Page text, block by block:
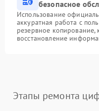
безопасное
Использование
аккуратная работа с
резервное
восстановление
Этапы ремонта